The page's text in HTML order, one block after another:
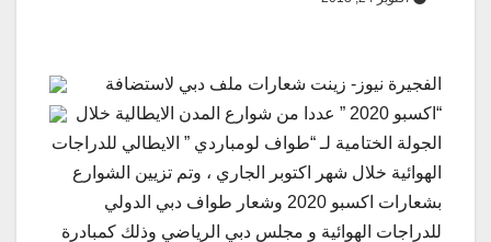
الفجيرة نيوز- زينت شعارات ملف دبي لاستضافة
“اكسبو 2020 ” عددا من شوارع المدن الايطالية خلال
الجولة الختامية لـ “طواف لومباردي ” الايطالي للدراجات
الهوائية خلال شهر اكتوبر الجاري ، وتم تزيين الشوارع
بشعارات اكسبو 2020 وشعار طواف دبي الدولي
للدراجات الهوائية و مجلس دبي الرياضي وذلك كمبادرة